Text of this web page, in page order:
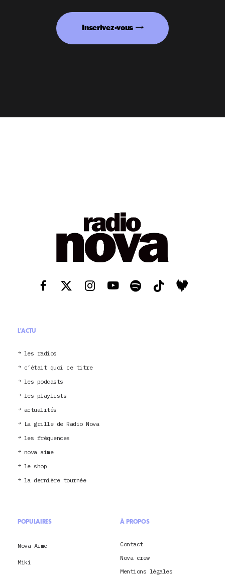
Inscrivez-vous
L'ACTU
les radios
c’était quoi ce titre
les podcasts
les playlists
actualités
La grille de Radio Nova
les fréquences
nova aime
le shop
la dernière tournée
POPULAIRES
Nova Aime
Miki
À PROPOS
Contact
Nova crew
Mentions légales